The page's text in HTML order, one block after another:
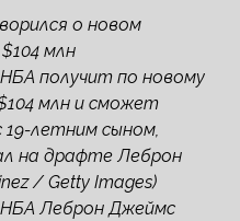
о новом
млн
получит по новому
млн и сможет
19-летним сыном,
на драфте Леброн
/ Getty Images)
Леброн Джеймс